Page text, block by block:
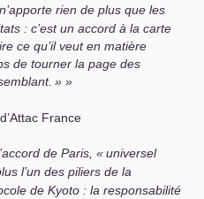
rien de plus que les
: c’est un accord à la carte
ce qu’il veut en matière
de tourner la page des
»
France
de Paris, «universel
l’un des piliers de la
de Kyoto : la responsabilité